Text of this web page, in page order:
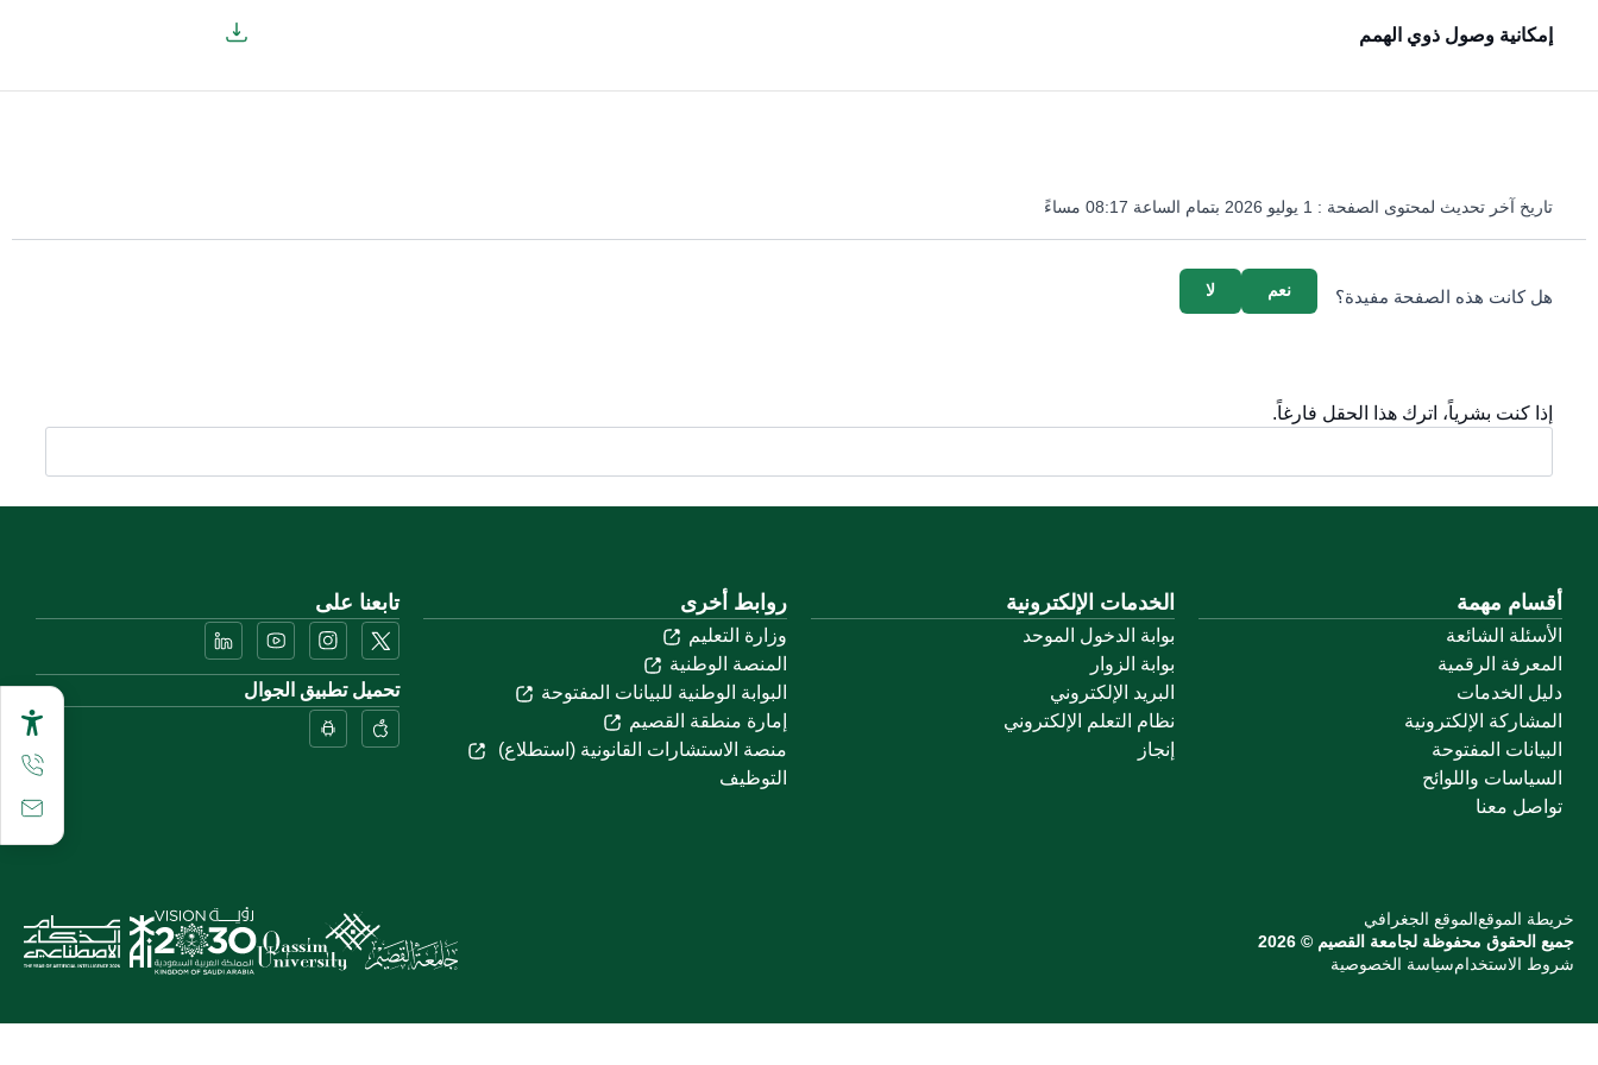
إمكانية وصول ذوي الهمم
تاريخ آخر تحديث لمحتوى الصفحة : 1 يوليو 2026 بتمام الساعة 08:17 مساءً
هل كانت هذه الصفحة مفيدة؟ لا نعم
إذا كنت بشرياً، اترك هذا الحقل فارغاً.
أقسام مهمة
الأسئلة الشائعة
المعرفة الرقمية
دليل الخدمات
المشاركة الإلكترونية
البيانات المفتوحة
السياسات واللوائح
تواصل معنا
الخدمات الإلكترونية
بوابة الدخول الموحد
بوابة الزوار
البريد الإلكتروني
نظام التعلم الإلكتروني
إنجاز
روابط أخرى
وزارة التعليم
المنصة الوطنية
البوابة الوطنية للبيانات المفتوحة
إمارة منطقة القصيم
منصة الاستشارات القانونية (استطلاع)
التوظيف
تابعنا على
تحميل تطبيق الجوال
خريطة الموقعالموقع الجغرافي
جميع الحقوق محفوظة لجامعة القصيم © 2026
شروط الاستخدامسياسة الخصوصية